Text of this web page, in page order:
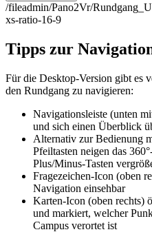
/fileadmin/Pano2Vr/
xs-ratio-16-9
Tipps zur
Für die Desktop-Version gibt es
den Rundgang zu navigieren:
Navigationsleiste (unten
und sich einen Überblick
Alternativ zur Bedienung
Pfeiltasten neigen das
Plus/Minus-Tasten
Fragezeichen-Icon (oben
Navigation einsehbar
Karten-Icon (oben rechts)
und markiert, welcher
Campus verortet ist